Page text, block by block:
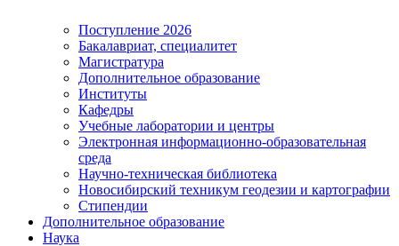
Поступление 2026
Бакалавриат, специалитет
Магистратура
Дополнительное образование
Институты
Кафедры
Учебные лаборатории и центры
Электронная информационно-образовательная
среда
Научно-техническая библиотека
Новосибирский техникум геодезии и картографии
Стипендии
Дополнительное образование
Наука